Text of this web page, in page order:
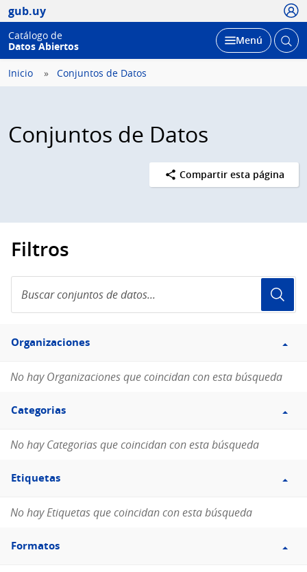
gub.uy
Catálogo de
Datos Abiertos
Desplegar
Menú Abrir
Inicio Conjuntos de Datos
Conjuntos de Datos
Compartir esta página
Filtros
conjuntos
de
Filtro
Organizaciones
Organizaciones
No hay Organizaciones que coincidan con esta búsqueda
Filtro
Categorias
Categorias
No hay Categorias que coincidan con esta búsqueda
Filtro
Etiquetas
Etiquetas
No hay Etiquetas que coincidan con esta búsqueda
Filtro
Formatos
Formatos